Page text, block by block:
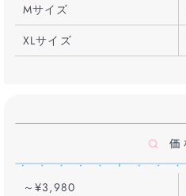
Mサイズ
XLサイズ
～¥3,980